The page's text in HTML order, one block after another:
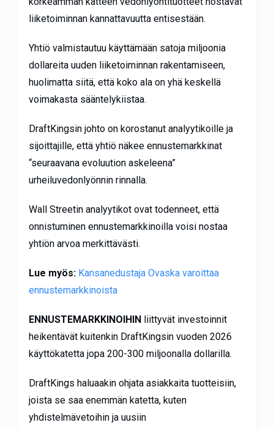
liiketoiminnan kannattavuutta entisestään.
Yhtiö valmistautuu käyttämään satoja miljoonia
dollareita uuden liiketoiminnan rakentamiseen,
huolimatta siitä, että koko ala on yhä keskellä
voimakasta sääntelykiistaa.
DraftKingsin johto on korostanut analyytikoille ja
sijoittajille, että yhtiö näkee ennustemarkkinat
“seuraavana evoluution askeleena”
urheiluvedonlyönnin rinnalla.
Wall Streetin analyytikot ovat todenneet, että
onnistuminen ennustemarkkinoilla voisi nostaa
yhtiön arvoa merkittävästi.
Lue myös: Kansanedustaja Ovaska varoittaa
ennustemarkkinoista
ENNUSTEMARKKINOIHIN
liittyvät investoinnit
heikentävät kuitenkin DraftKingsin vuoden 2026
käyttökatetta jopa 200-300 miljoonalla dollarilla.
DraftKings haluaakin ohjata asiakkaita tuotteisiin,
joista se saa enemmän katetta, kuten
yhdistelmävetoihin ja uusiin